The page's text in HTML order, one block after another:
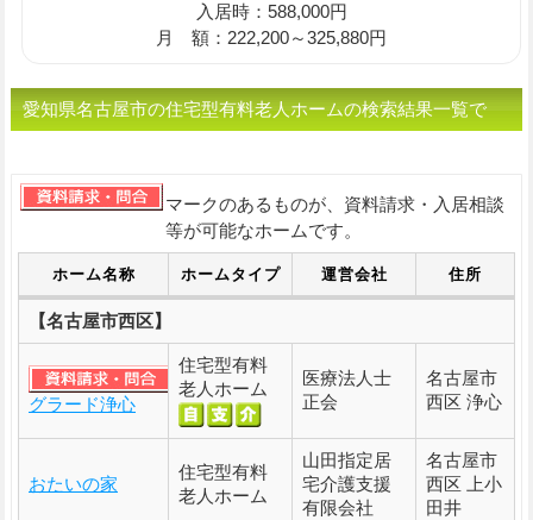
入居時：588,000円
月 額：222,200～325,880円
愛知県名古屋市の住宅型有料老人ホームの検索結果一覧で
マークのあるものが、資料請求・入居相談
等が可能なホームです。
ホーム名称 ホームタイプ 運営会社 住所
【名古屋市西区】
グラード浄心
住宅型有料
老人ホーム
医療法人士
正会
名古屋市
西区 浄心
おたいの家
住宅型有料
老人ホーム
山田指定居
宅介護支援
有限会社
名古屋市
西区 上小
田井